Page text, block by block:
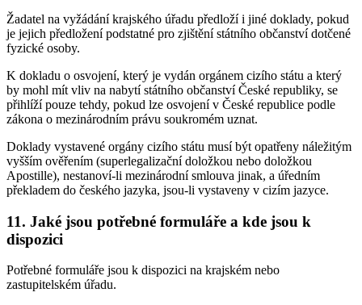
Žadatel na vyžádání krajského úřadu předloží i jiné doklady, pokud
je jejich předložení podstatné pro zjištění státního občanství dotčené
fyzické osoby.
K dokladu o osvojení, který je vydán orgánem cizího státu a který
by mohl mít vliv na nabytí státního občanství České republiky, se
přihlíží pouze tehdy, pokud lze osvojení v České republice podle
zákona o mezinárodním právu soukromém uznat.
Doklady vystavené orgány cizího státu musí být opatřeny náležitým
vyšším ověřením (superlegalizační doložkou nebo doložkou
Apostille), nestanoví-li mezinárodní smlouva jinak, a úředním
překladem do českého jazyka, jsou-li vystaveny v cizím jazyce.
11. Jaké jsou potřebné formuláře a kde jsou k
dispozici
Potřebné formuláře jsou k dispozici na krajském nebo
zastupitelském úřadu.